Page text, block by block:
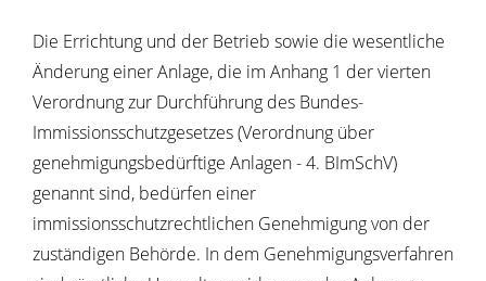
Die Errichtung und der Betrieb sowie die wesentliche
Änderung einer Anlage, die im Anhang 1 der vierten
Verordnung zur Durchführung des Bundes-
Immissionsschutzgesetzes (Verordnung über
genehmigungsbedürftige Anlagen - 4. BImSchV)
genannt sind, bedürfen einer
immissionsschutzrechtlichen Genehmigung von der
zuständigen Behörde. In dem Genehmigungsverfahren